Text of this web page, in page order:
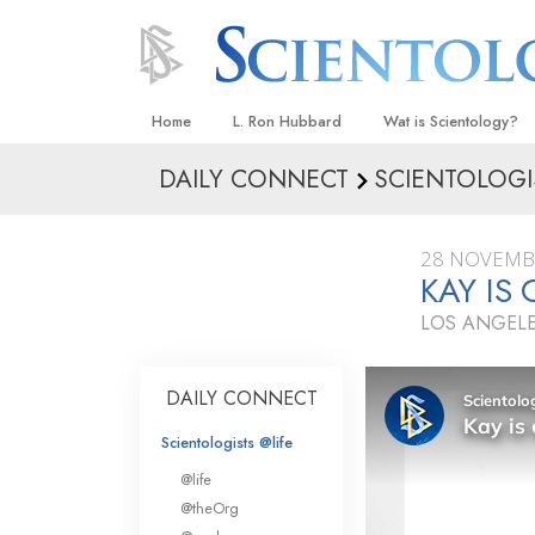
Home L. Ron Hubbard Wat is Scientology?
Overtuigingen &
Wat scientologen
Scientology
Maak kennis met een
Binnen in een Kerk
De Grondbeginselen
DAILY CONNECT
28
KAY IS
LOS
DAILY CONNECT
Scientologists @life
@life
@theOrg